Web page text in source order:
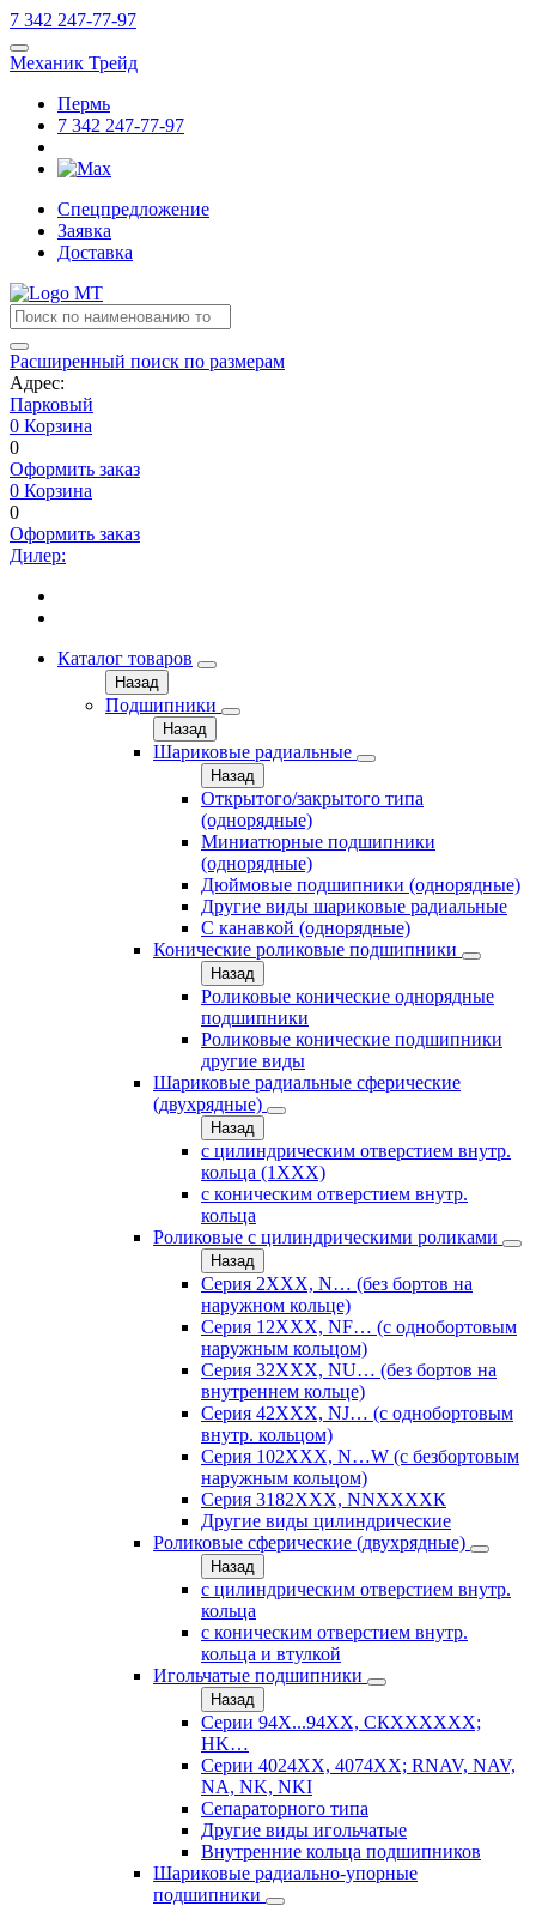
7 342 247-77-97
Механик Трейд
Пермь
7 342 247-77-97
Спецпредложение
Заявка
Доставка
Расширенный поиск по размерам
Адрес:
Парковый
0 Корзина
0
Оформить заказ
0 Корзина
0
Оформить заказ
Дилер:
Каталог товаров
Назад
Подшипники
Назад
Шариковые радиальные
Назад
Открытого/закрытого типа
(однорядные)
Миниатюрные подшипники
(однорядные)
Дюймовые подшипники (однорядные)
Другие виды шариковые радиальные
С канавкой (однорядные)
Конические роликовые подшипники
Назад
Роликовые конические однорядные
подшипники
Роликовые конические подшипники
другие виды
Шариковые радиальные сферические
(двухрядные)
Назад
с цилиндрическим отверстием внутр.
кольца (1ХХХ)
с коническим отверстием внутр.
кольца
Роликовые с цилиндрическими роликами
Назад
Серия 2ХХХ, N… (без бортов на
наружном кольце)
Серия 12ХХХ, NF… (с однобортовым
наружным кольцом)
Серия 32ХХХ, NU… (без бортов на
внутреннем кольце)
Серия 42ХХХ, NJ… (с однобортовым
внутр. кольцом)
Серия 102ХХХ, N…W (с безбортовым
наружным кольцом)
Серия 3182ХХХ, NNХХХХК
Другие виды цилиндрические
Роликовые сферические (двухрядные)
Назад
с цилиндрическим отверстием внутр.
кольца
с коническим отверстием внутр.
кольца и втулкой
Игольчатые подшипники
Назад
Серии 94Х...94ХХ, СКХХХХХХ;
HK…
Серии 4024ХХ, 4074ХХ; RNAV, NAV,
NA, NK, NKI
Сепараторного типа
Другие виды игольчатые
Внутренние кольца подшипников
Шариковые радиально-упорные
подшипники